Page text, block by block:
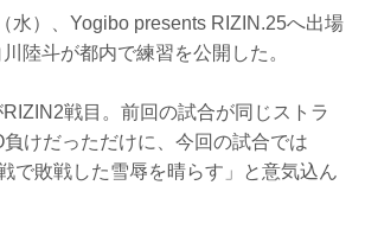
水）、Yogibo presents RIZIN.25へ出場
陸斗が都内で練習を公開した。
戦目。前回の試合が同じストラ
けだっただけに、今回の試合では
で敗戦した雪辱を晴らす」と意気込ん